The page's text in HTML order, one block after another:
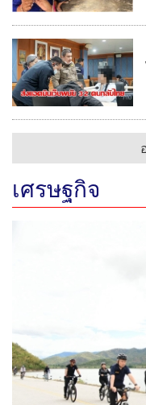
เศรษฐกิจ
ท่วม ยกระดับโลจิสติ
สกสว. ผนึก DIP คิก
Rise Thailand 2026